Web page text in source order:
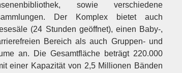
sowie verschiedene
Der Komplex bietet auch
(24 Stunden geöffnet), einen Baby-,
Bereich als auch Gruppen- und
an. Die Gesamtfläche beträgt 220.000
einer Kapazität von 2,5 Millionen Bänden